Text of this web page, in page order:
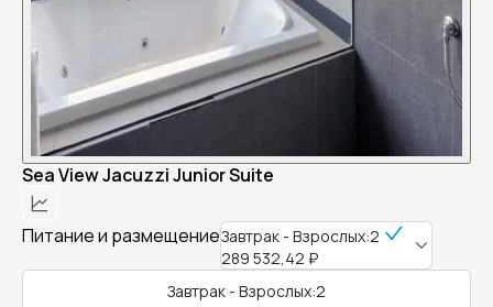
Sea View Jacuzzi Junior Suite
Питание и размещениеЗавтрак - Взрослых:2
289 532,42 ₽
Завтрак - Взрослых:2